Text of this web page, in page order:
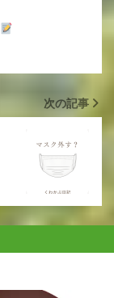
次の記事